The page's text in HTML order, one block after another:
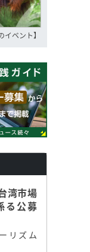
ベント】
湾市場
る公募
リズム